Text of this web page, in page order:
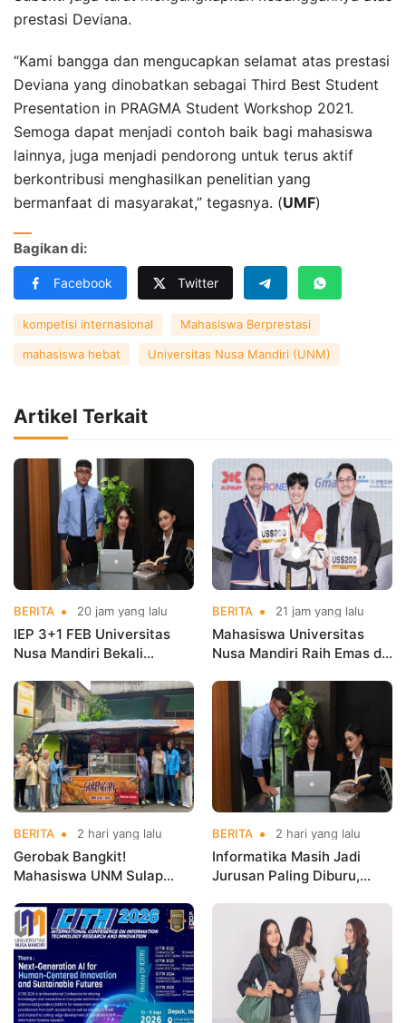
prestasi Deviana.
“Kami bangga dan mengucapkan selamat atas prestasi
Deviana yang dinobatkan sebagai Third Best Student
Presentation in PRAGMA Student Workshop 2021.
Semoga dapat menjadi contoh baik bagi mahasiswa
lainnya, juga menjadi pendorong untuk terus aktif
berkontribusi menghasilkan penelitian yang
bermanfaat di masyarakat,” tegasnya. (UMF)
Bagikan di:
Facebook Twitter
kompetisi internasional Mahasiswa Berprestasi
mahasiswa hebat Universitas Nusa Mandiri (UNM)
Artikel Terkait
BERITA 20 jam yang lalu
IEP 3+1 FEB Universitas
Nusa Mandiri Bekali
Kerja Sebelum Lulus
BERITA 21 jam yang lalu
Mahasiswa Universitas
Nusa Mandiri Raih Emas di
Indonesia Open
Championships 2026
BERITA 2 hari yang lalu
Gerobak Bangkit!
Mahasiswa UNM Sulap
Menarik dan Laris
BERITA 2 hari yang lalu
Informatika Masih Jadi
Jurusan Paling Diburu,
hingga Cyber Security